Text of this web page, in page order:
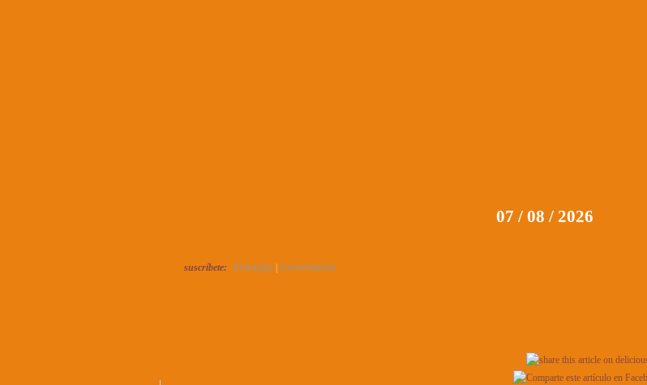
07 / 08 / 2026
suscríbete: Entradas Comentarios